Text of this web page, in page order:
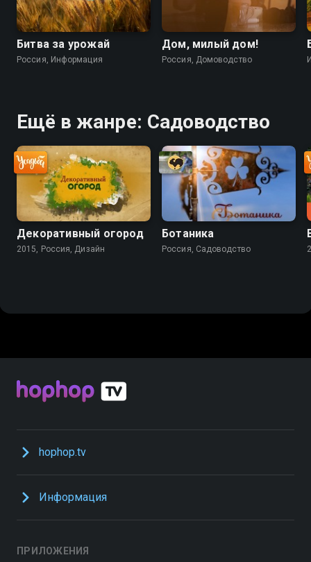
Битва за урожай
Россия, Информация
Дом, милый дом!
Россия, Домоводство
Ещё в жанре: Садоводство
Декоративный огород
2015, Россия, Дизайн
Ботаника
Россия, Садоводство
hophop.tv
Информация
ПРИЛОЖЕНИЯ